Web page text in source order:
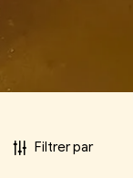
Filtrer par